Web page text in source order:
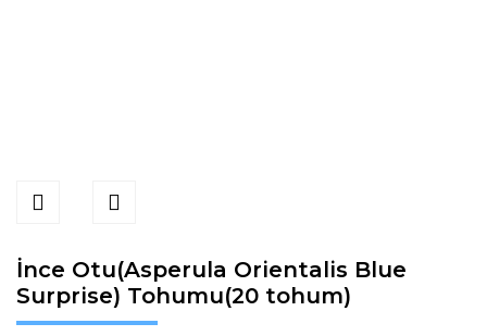
İnce Otu(Asperula Orientalis Blue
Surprise) Tohumu(20 tohum)